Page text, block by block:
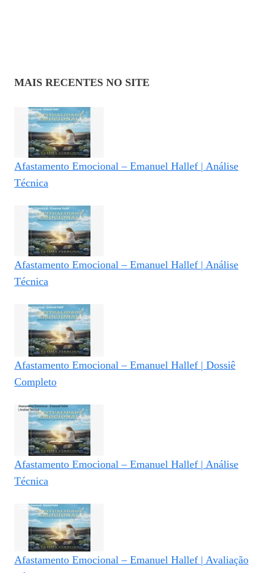
MAIS RECENTES NO SITE
Afastamento Emocional – Emanuel Hallef | Análise
Técnica
Afastamento Emocional – Emanuel Hallef | Análise
Técnica
Afastamento Emocional – Emanuel Hallef | Dossiê
Completo
Afastamento Emocional – Emanuel Hallef | Análise
Técnica
Afastamento Emocional – Emanuel Hallef | Avaliação